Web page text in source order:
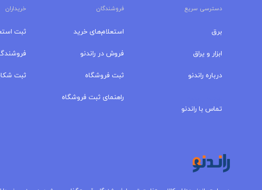
دسترسی سریع فروشندگان خریداران
برق
ابزار و یراق
درباره‌ راندنو
تماس با راندنو
استعلام‌های خرید
فروش در راندنو
ثبت فروشگاه
راهنمای ثبت فروشگاه
ثبت
ثبت